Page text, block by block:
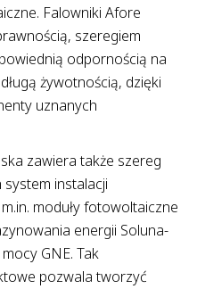
Falowniki Afore
szeregiem
odpornością na
żywotnością, dzięki
uznanych
zawiera także szereg
instalacji
moduły fotowoltaiczne
energii Soluna-
GNE. Tak
pozwala tworzyć